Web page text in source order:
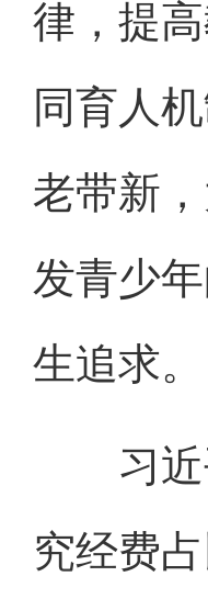
律，提
同育人
老带新
发青少
生追求。
习近平
究经费